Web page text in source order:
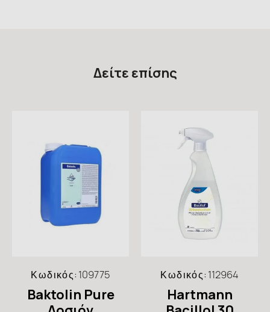
Δείτε επίσης
Κωδικός: 109775
Baktolin Pure
Κωδικός: 112964
Hartmann